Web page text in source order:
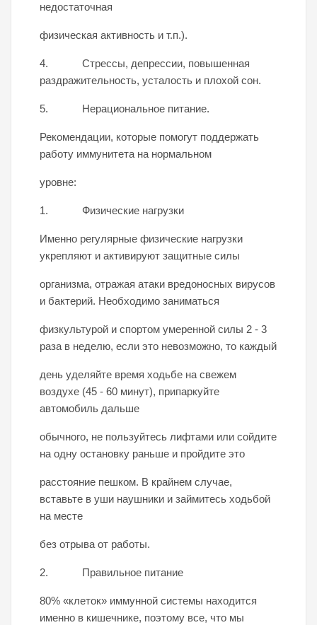
недостаточная
физическая активность и т.п.).
4. Стрессы, депрессии, повышенная
раздражительность, усталость и плохой сон.
5. Нерациональное питание.
Рекомендации, которые помогут поддержать
работу иммунитета на нормальном
уровне:
1. Физические нагрузки
Именно регулярные физические нагрузки
укрепляют и активируют защитные силы
организма, отражая атаки вредоносных вирусов
и бактерий. Необходимо заниматься
физкультурой и спортом умеренной силы 2 - 3
раза в неделю, если это невозможно, то каждый
день уделяйте время ходьбе на свежем
воздухе (45 - 60 минут), припаркуйте
автомобиль дальше
обычного, не пользуйтесь лифтами или сойдите
на одну остановку раньше и пройдите это
расстояние пешком. В крайнем случае,
вставьте в уши наушники и займитесь ходьбой
на месте
без отрыва от работы.
2. Правильное питание
80% «клеток» иммунной системы находится
именно в кишечнике, поэтому все, что мы